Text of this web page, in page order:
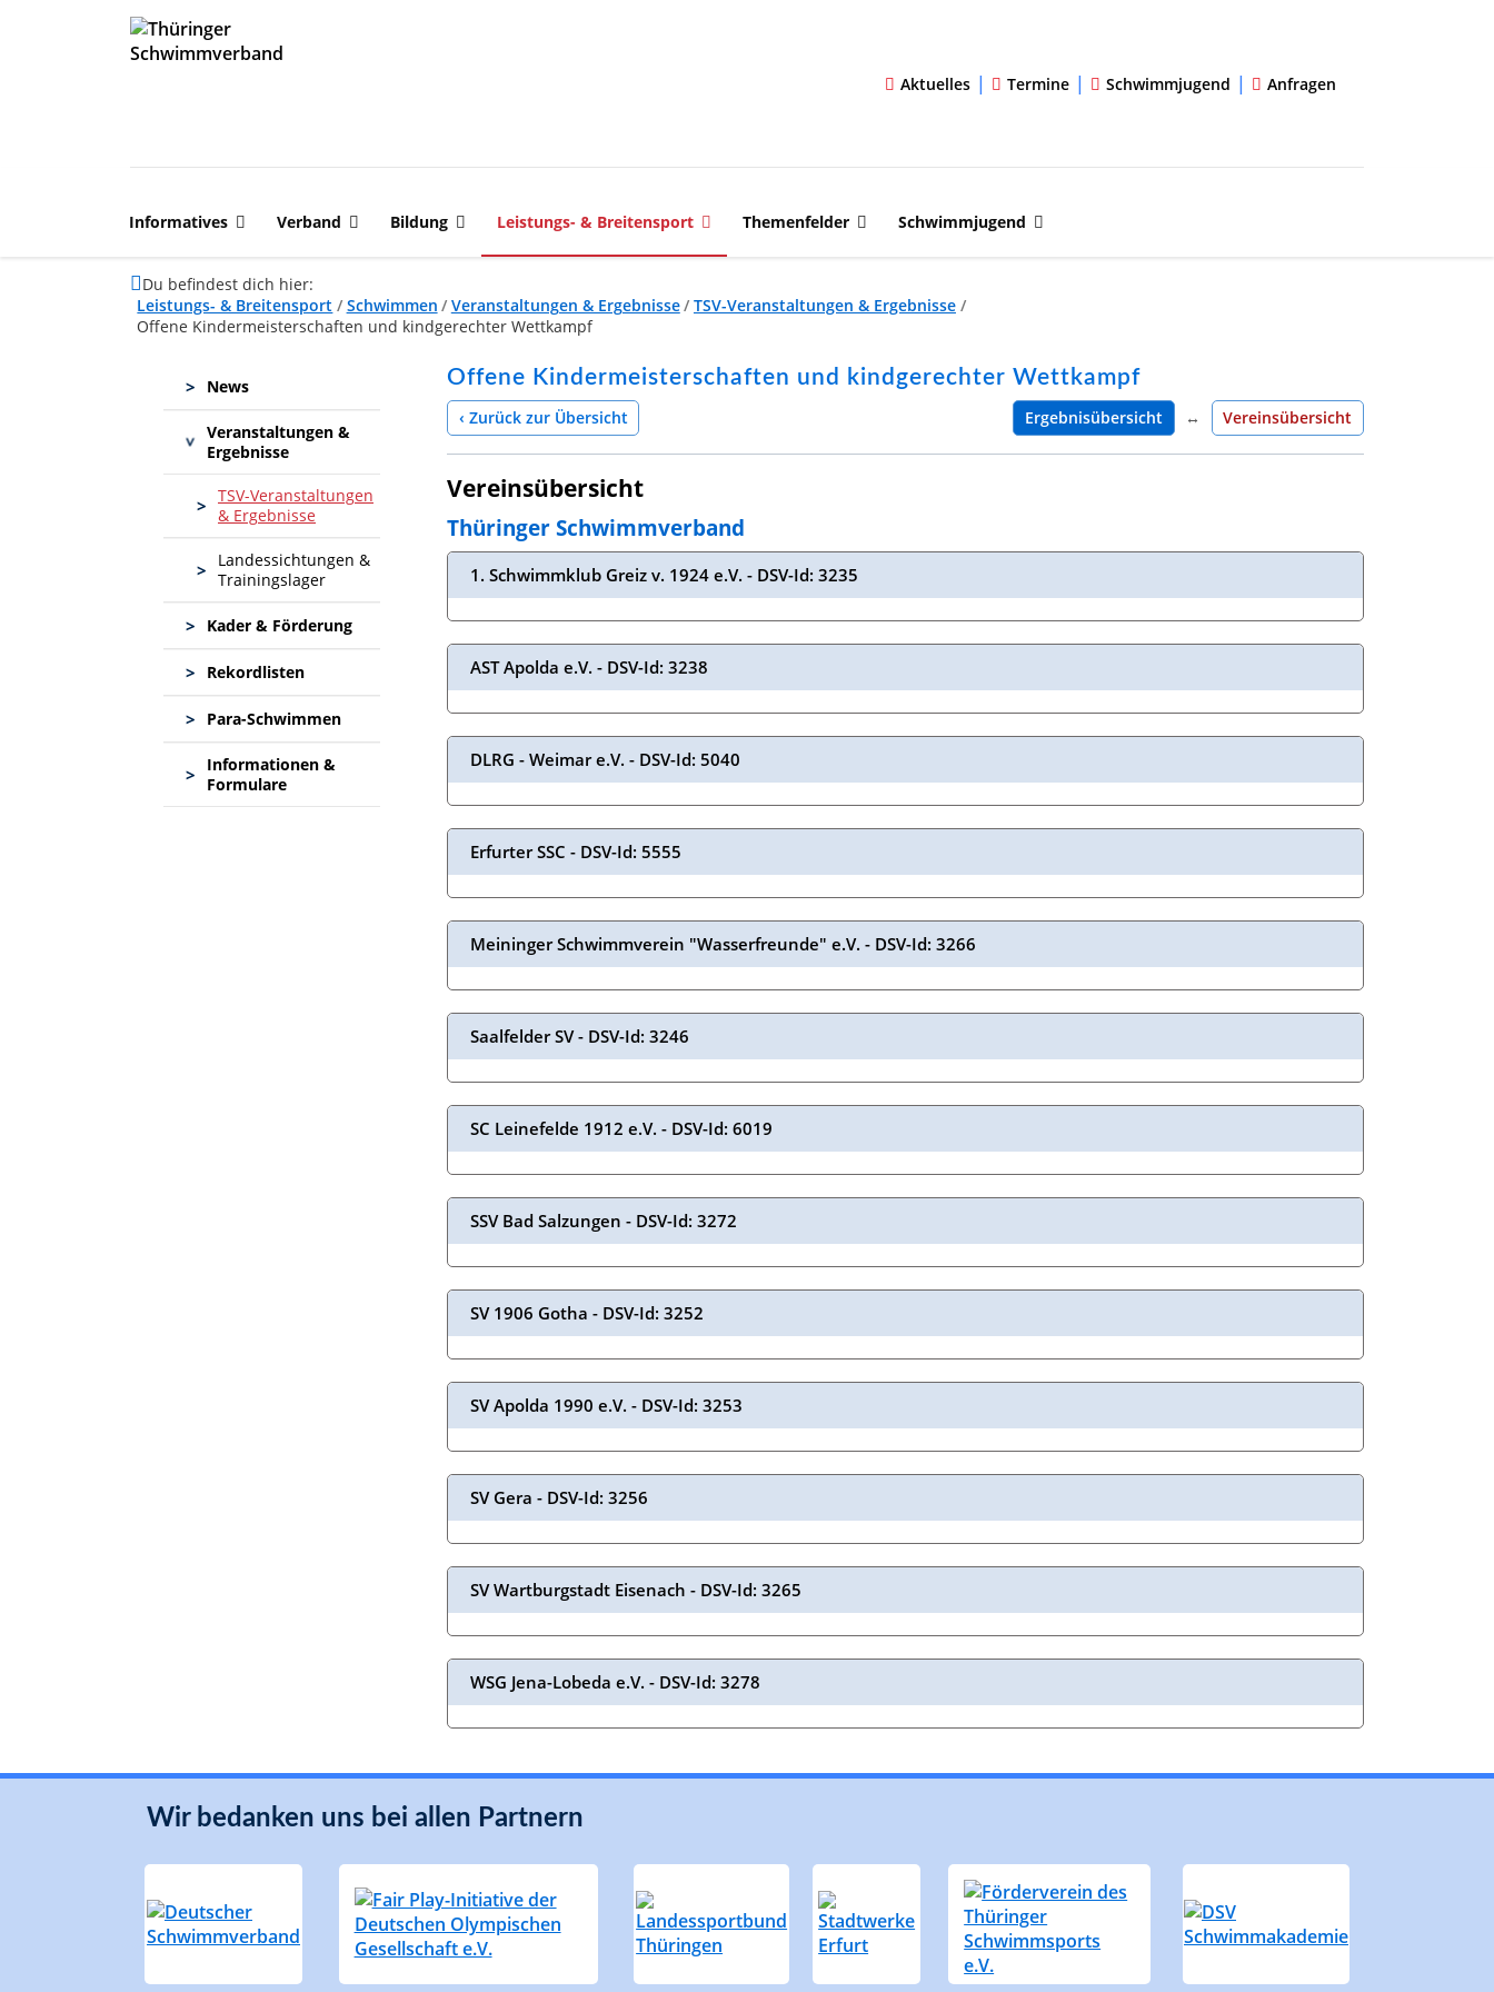
Aktuelles | Termine | Schwimmjugend | Anfragen
Informatives Verband Bildung Leistungs- & Breitensport Themenfelder Schwimmjugend
Du befindest dich hier:
Leistungs- & Breitensport / Schwimmen / Veranstaltungen & Ergebnisse/ TSV-Veranstaltungen & Ergebnisse /
Offene Kindermeisterschaften und kindgerechter Wettkampf
> News
>
Veranstaltungen &
Ergebnisse
>
TSV-Veranstaltungen
& Ergebnisse
>
Landessichtungen &
Trainingslager
> Kader & Förderung
> Rekordlisten
> Para-Schwimmen
>
Informationen &
Formulare
Offene Kindermeisterschaften und kindgerechter Wettkampf
‹ Zurück zur Übersicht Ergebnisübersicht ↔ Vereinsübersicht
Vereinsübersicht
Thüringer Schwimmverband
1. Schwimmklub Greiz v. 1924 e.V. - DSV-Id: 3235
AST Apolda e.V. - DSV-Id: 3238
DLRG - Weimar e.V. - DSV-Id: 5040
Erfurter SSC - DSV-Id: 5555
Meininger Schwimmverein "Wasserfreunde" e.V. - DSV-Id: 3266
Saalfelder SV - DSV-Id: 3246
SC Leinefelde 1912 e.V. - DSV-Id: 6019
SSV Bad Salzungen - DSV-Id: 3272
SV 1906 Gotha - DSV-Id: 3252
SV Apolda 1990 e.V. - DSV-Id: 3253
SV Gera - DSV-Id: 3256
SV Wartburgstadt Eisenach - DSV-Id: 3265
WSG Jena-Lobeda e.V. - DSV-Id: 3278
Wir bedanken uns bei allen Partnern